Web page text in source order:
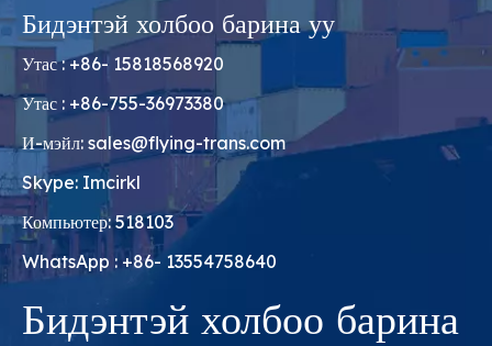
Бидэнтэй холбоо барина уу
Утас : +86- 15818568920
Утас : +86-755-36973380
И-мэйл: sales@flying-trans.com
Skype: Imcirkl
Компьютер: 518103
WhatsApp : +86- 13554758640
Бидэнтэй холбоо барина